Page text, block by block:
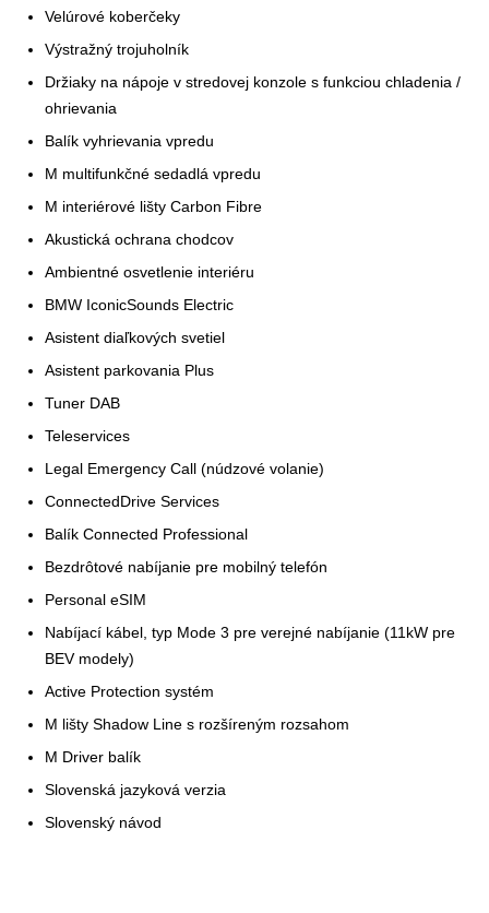
Velúrové koberčeky
Výstražný trojuholník
Držiaky na nápoje v stredovej konzole s funkciou chladenia /
ohrievania
Balík vyhrievania vpredu
M multifunkčné sedadlá vpredu
M interiérové lišty Carbon Fibre
Akustická ochrana chodcov
Ambientné osvetlenie interiéru
BMW IconicSounds Electric
Asistent diaľkových svetiel
Asistent parkovania Plus
Tuner DAB
Teleservices
Legal Emergency Call (núdzové volanie)
ConnectedDrive Services
Balík Connected Professional
Bezdrôtové nabíjanie pre mobilný telefón
Personal eSIM
Nabíjací kábel, typ Mode 3 pre verejné nabíjanie (11kW pre
BEV modely)
Active Protection systém
M lišty Shadow Line s rozšíreným rozsahom
M Driver balík
Slovenská jazyková verzia
Slovenský návod